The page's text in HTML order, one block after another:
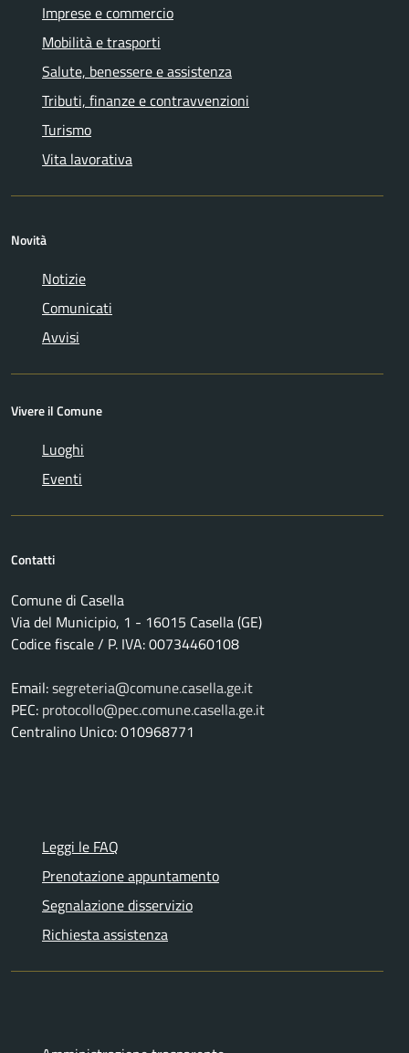
Imprese e commercio
Mobilità e trasporti
Salute, benessere e assistenza
Tributi, finanze e contravvenzioni
Turismo
Vita lavorativa
Novità
Notizie
Comunicati
Avvisi
Vivere il Comune
Luoghi
Eventi
Contatti
Comune di Casella
Via del Municipio, 1 - 16015 Casella (GE)
Codice fiscale / P. IVA: 00734460108
Email:segreteria@comune.casella.ge.it
PEC: protocollo@pec.comune.casella.ge.it
Centralino Unico: 010968771
Leggi le FAQ
Prenotazione appuntamento
Segnalazione disservizio
Richiesta assistenza